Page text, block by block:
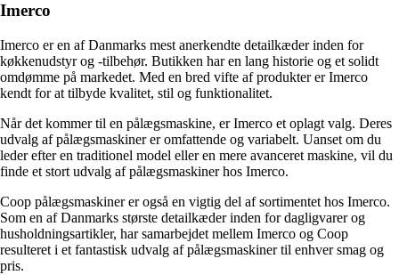
Imerco
Imerco er en af Danmarks mest anerkendte detailkæder inden for
køkkenudstyr og -tilbehør. Butikken har en lang historie og et solidt
omdømme på markedet. Med en bred vifte af produkter er Imerco
kendt for at tilbyde kvalitet, stil og funktionalitet.
Når det kommer til en pålægsmaskine, er Imerco et oplagt valg. Deres
udvalg af pålægsmaskiner er omfattende og variabelt. Uanset om du
leder efter en traditionel model eller en mere avanceret maskine, vil du
finde et stort udvalg af pålægsmaskiner hos Imerco.
Coop pålægsmaskiner er også en vigtig del af sortimentet hos Imerco.
Som en af Danmarks største detailkæder inden for dagligvarer og
husholdningsartikler, har samarbejdet mellem Imerco og Coop
resulteret i et fantastisk udvalg af pålægsmaskiner til enhver smag og
pris.